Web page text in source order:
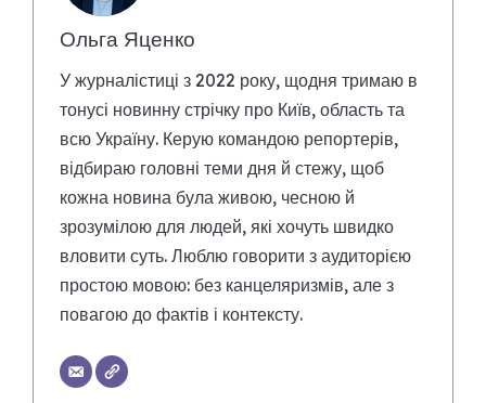
Ольга Яценко
У журналістиці з 2022 року, щодня тримаю в
тонусі новинну стрічку про Київ, область та
всю Україну. Керую командою репортерів,
відбираю головні теми дня й стежу, щоб
кожна новина була живою, чесною й
зрозумілою для людей, які хочуть швидко
вловити суть. Люблю говорити з аудиторією
простою мовою: без канцеляризмів, але з
повагою до фактів і контексту.